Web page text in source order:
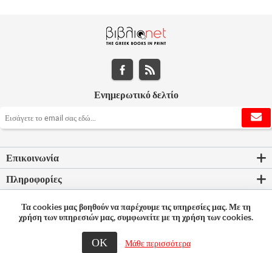
Ενημερωτικό δελτίο
Επικοινωνία
Πληροφορίες
Ο λογαριασμός μου
© 2026 Bookleader
Τα cookies μας βοηθούν να παρέχουμε τις υπηρεσίες μας. Με τη
χρήση των υπηρεσιών μας, συμφωνείτε με τη χρήση των cookies.
ΟΚ Μάθε περισσότερα